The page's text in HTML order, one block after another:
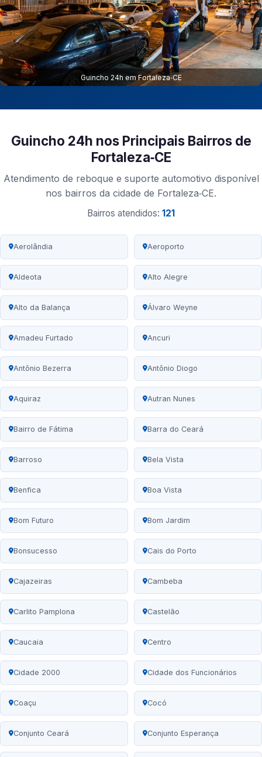
Guincho 24h em Fortaleza‑CE
Guincho 24h nos Principais Bairros de
Fortaleza‑CE
Atendimento de reboque e suporte automotivo disponível
nos bairros da cidade de Fortaleza‑CE.
Bairros atendidos: 121
Aerolândia Aeroporto
Aldeota Alto Alegre
Alto da Balança Álvaro Weyne
Amadeu Furtado Ancuri
Antônio Bezerra Antônio Diogo
Aquiraz Autran Nunes
Bairro de Fátima Barra do Ceará
Barroso Bela Vista
Benfica Boa Vista
Bom Futuro Bom Jardim
Bonsucesso Cais do Porto
Cajazeiras Cambeba
Carlito Pamplona Castelão
Caucaia Centro
Cidade 2000 Cidade dos Funcionários
Coaçu Cocó
Conjunto Ceará Conjunto Esperança